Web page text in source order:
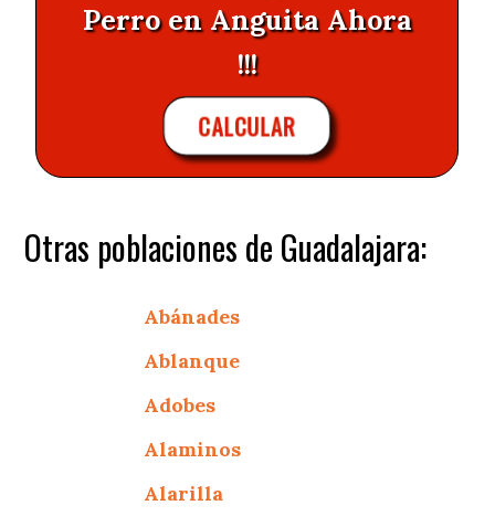
Perro en Anguita Ahora
!!!
CALCULAR
Otras poblaciones de Guadalajara:
Abánades
Ablanque
Adobes
Alaminos
Alarilla